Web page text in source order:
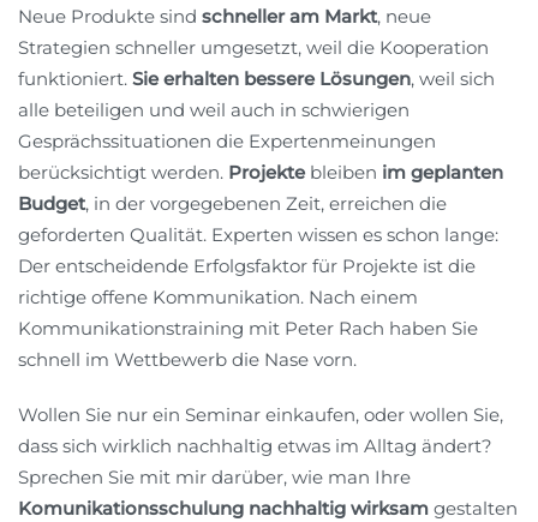
Neue Produkte sind schneller am Markt, neue
Strategien schneller umgesetzt, weil die Kooperation
funktioniert. Sie erhalten bessere Lösungen, weil sich
alle beteiligen und weil auch in schwierigen
Gesprächssituationen die Expertenmeinungen
berücksichtigt werden. Projektebleiben im geplanten
Budget, in der vorgegebenen Zeit, erreichen die
geforderten Qualität. Experten wissen es schon lange:
Der entscheidende Erfolgsfaktor für Projekte ist die
richtige offene Kommunikation. Nach einem
Kommunikationstraining mit Peter Rach haben Sie
schnell im Wettbewerb die Nase vorn.
Wollen Sie nur ein Seminar einkaufen, oder wollen Sie,
dass sich wirklich nachhaltig etwas im Alltag ändert?
Sprechen Sie mit mir darüber, wie man Ihre
Komunikationsschulung nachhaltig wirksam gestalten